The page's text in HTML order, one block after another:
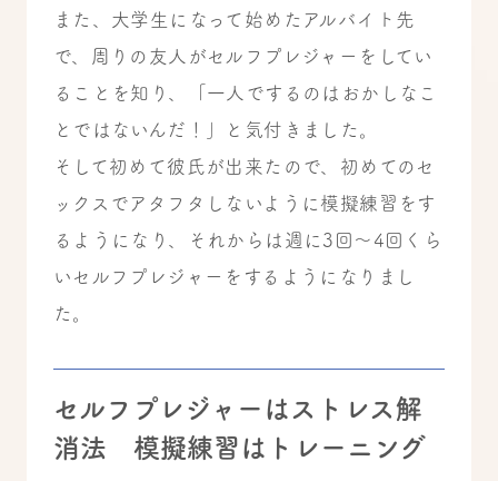
また、大学生になって始めたアルバイト先
で、周りの友人がセルフプレジャーをしてい
ることを知り、「一人でするのはおかしなこ
とではないんだ！」と気付きました。
そして初めて彼氏が出来たので、初めてのセ
ックスでアタフタしないように模擬練習をす
るようになり、それからは週に3回〜4回くら
いセルフプレジャーをするようになりまし
た。
セルフプレジャーはストレス解
消法 模擬練習はトレーニング